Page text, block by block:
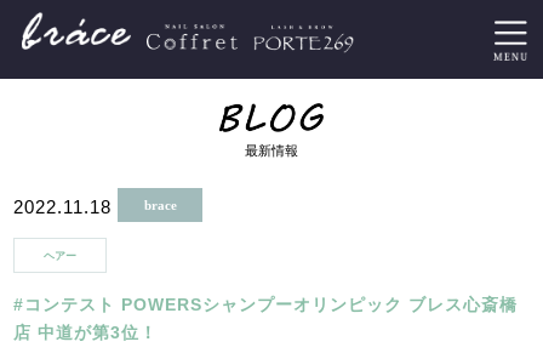
最新情報
2022.11.18 brace
ヘアー
#コンテスト POWERSシャンプーオリンピック ブレス心斎橋
店 中道が第3位！